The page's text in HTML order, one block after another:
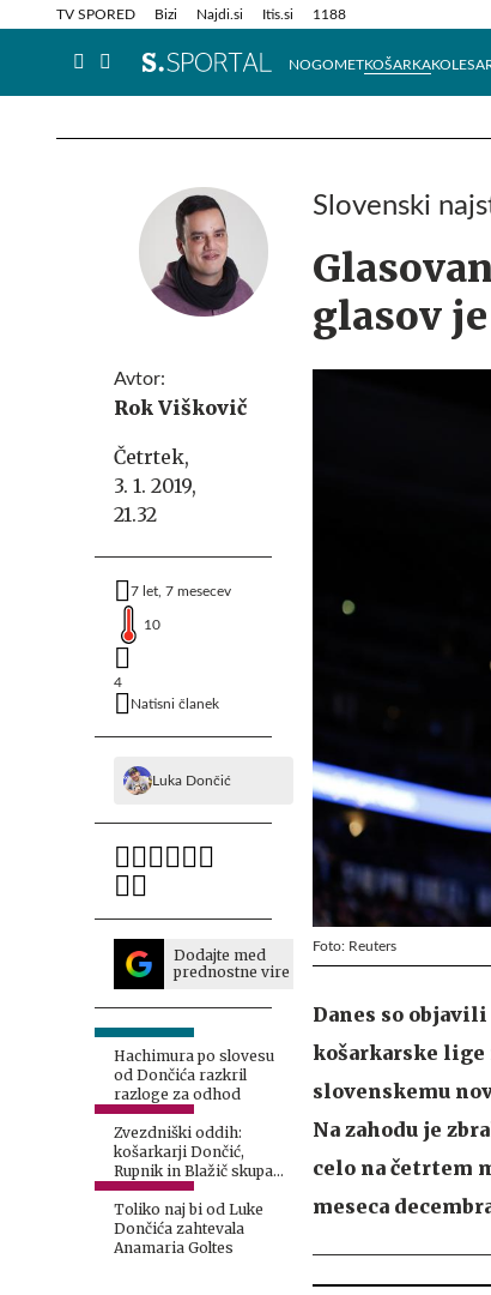
TV SPORED Bizi Najdi.si Itis.si 1188
NOGOMETKOŠARKA
Info in obvestila Tehnik
Avtor:
Rok Viškovič
Četrtek,
3. 1. 2019,
21.32
7 let, 7 mesecev
10
4
Natisni članek
Luka Dončić
Dodajte med
prednostne vire
Hachimura po slovesu
od Dončića razkril
razloge za odhod
Zvezdniški oddih:
košarkarji Dončić,
Rupnik in Blažič skupaj
na jahti
Toliko naj bi od Luke
Dončića zahtevala
Anamaria Goltes
Slovenski
glasov
Foto: Reuters
Danes so
košarkarske lige
slovenskemu
Na zahodu je
celo na četrtem
meseca